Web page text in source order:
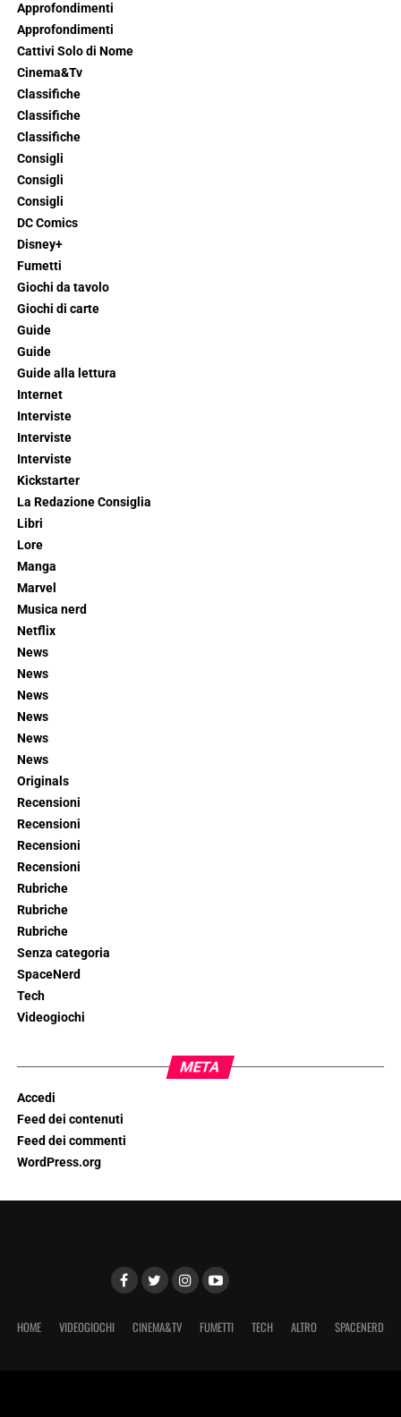
Approfondimenti
Approfondimenti
Cattivi Solo di Nome
Cinema&Tv
Classifiche
Classifiche
Classifiche
Consigli
Consigli
Consigli
DC Comics
Disney+
Fumetti
Giochi da tavolo
Giochi di carte
Guide
Guide
Guide alla lettura
Internet
Interviste
Interviste
Interviste
Kickstarter
La Redazione Consiglia
Libri
Lore
Manga
Marvel
Musica nerd
Netflix
News
News
News
News
News
News
Originals
Recensioni
Recensioni
Recensioni
Recensioni
Rubriche
Rubriche
Rubriche
Senza categoria
SpaceNerd
Tech
Videogiochi
META
Accedi
Feed dei contenuti
Feed dei commenti
WordPress.org
HOME VIDEOGIOCHI CINEMA&TV FUMETTI TECH ALTRO SPACENERD